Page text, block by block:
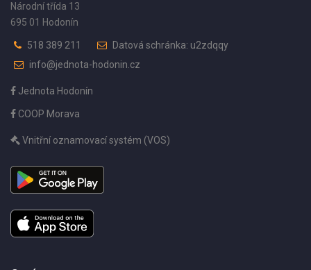
Národní třída 13
695 01 Hodonín
518 389 211
Datová schránka: u2zdqqy
info@jednota-hodonin.cz
Jednota Hodonín
COOP Morava
Vnitřní oznamovací systém (VOS)